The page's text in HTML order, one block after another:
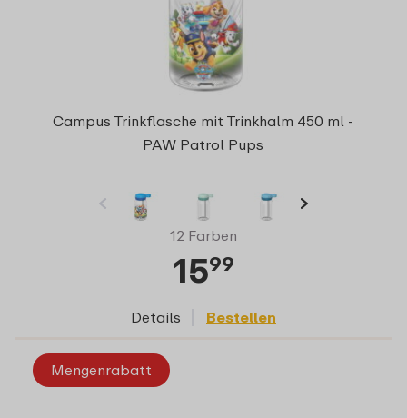
Campus Trinkflasche mit Trinkhalm 450 ml -
PAW Patrol Pups
12 Farben
1599
Details Bestellen
Mengenrabatt